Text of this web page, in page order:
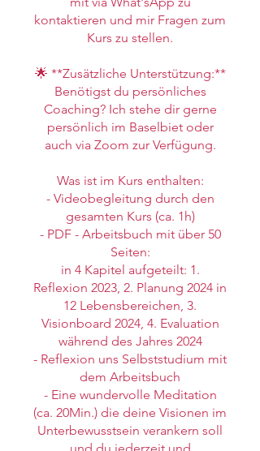
kontaktieren und mir Fragen zum
Kurs zu stellen.
🌟 **Zusätzliche Unterstützung:**
Benötigst du persönliches
Coaching? Ich stehe dir gerne
persönlich im Baselbiet oder
auch via Zoom zur Verfügung.
Was ist im Kurs enthalten:
- Videobegleitung durch den
gesamten Kurs (ca. 1h)
- PDF - Arbeitsbuch mit über 50
Seiten:
in 4 Kapitel aufgeteilt: 1.
Reflexion 2023, 2. Planung 2024 in
12 Lebensbereichen, 3.
Visionboard 2024, 4. Evaluation
während des Jahres 2024
- Reflexion uns Selbststudium mit
dem Arbeitsbuch
- Eine wundervolle Meditation
(ca. 20Min.) die deine Visionen im
Unterbewusstsein verankern soll